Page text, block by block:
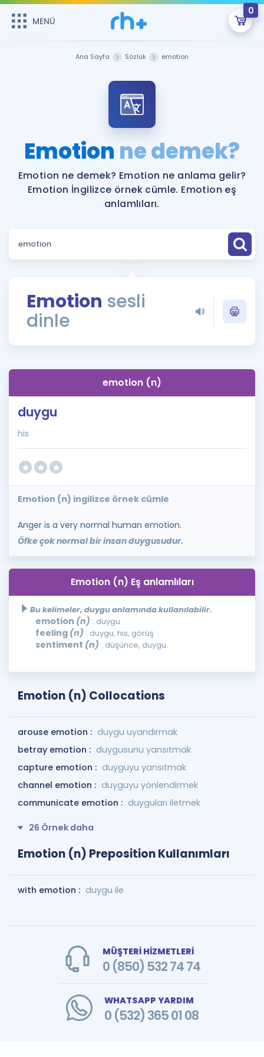
MENÜ
0
ÜYE DEĞİLİM
Sepetin Şu An Boş.
Remzi Hoca ile seni sınava hazırlayacak onlarca eğitim seni
bekliyor!
MENÜ
Faydalı Araçlar
Sözlük
Rehberlik Aracı
ÖSYM Sınav Takvimi
İngilizce Gramer
Hakkımızda
Ana Sayfa Sözlük emotion
Emotion ne demek?
Emotion ne demek? Emotion ne anlama gelir?
Emotion İngilizce örnek cümle. Emotion eş
anlamlıları.
Emotion sesli
dinle
emotion (n)
duygu
his
Emotion (n) ingilizce örnek cümle
Anger is a very normal human emotion.
Öfke çok normal bir insan duygusudur.
Emotion (n) Eş anlamlıları
Bu kelimeler, duygu anlamında kullanılabilir.
emotion (n) : duygu
feeling (n) : duygu, his, görüş
sentiment (n) : düşünce, duygu
Emotion (n) Collocations
arouse emotion : duygu uyandırmak
betray emotion : duygusunu yansıtmak
capture emotion : duyguyu yansıtmak
channel emotion : duyguyu yönlendirmek
communicate emotion : duyguları iletmek
26 Örnek daha
Emotion (n) Preposition Kullanımları
with emotion : duygu ile
MÜŞTERİ HİZMETLERİ
0 (850) 532 74 74
WHATSAPP YARDIM
0 (532) 365 01 08